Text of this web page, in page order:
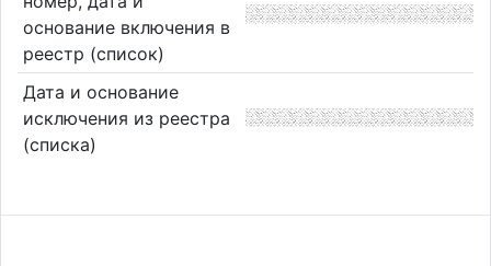
основание включения в
реестр (список)
Дата и основание
исключения из реестра
(списка)